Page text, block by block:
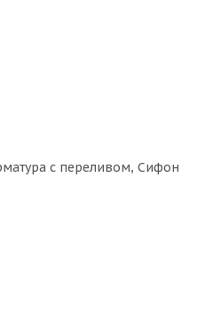
с переливом, Сифон